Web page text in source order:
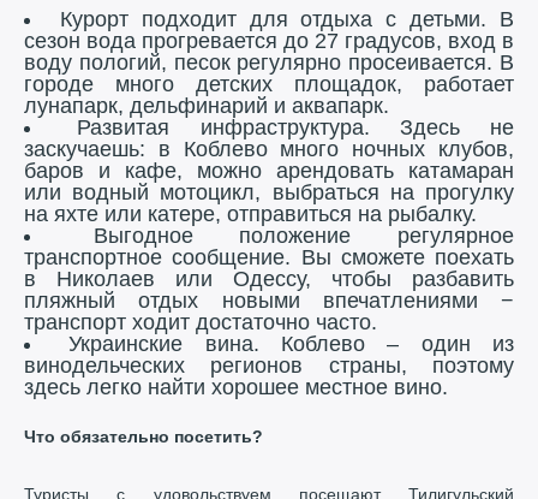
Курорт подходит для отдыха с детьми. В
сезон вода прогревается до 27 градусов, вход в
воду пологий, песок регулярно просеивается. В
городе много детских площадок, работает
лунапарк, дельфинарий и аквапарк.
Развитая инфраструктура. Здесь не
заскучаешь: в Коблево много ночных клубов,
баров и кафе, можно арендовать катамаран
или водный мотоцикл, выбраться на прогулку
на яхте или катере, отправиться на рыбалку.
Выгодное положение регулярное
транспортное сообщение. Вы сможете поехать
в Николаев или Одессу, чтобы разбавить
пляжный отдых новыми впечатлениями −
транспорт ходит достаточно часто.
Украинские вина. Коблево – один из
винодельческих регионов страны, поэтому
здесь легко найти хорошее местное вино.
Что обязательно посетить?
Туристы с удовольствуем посещают Тилигульский